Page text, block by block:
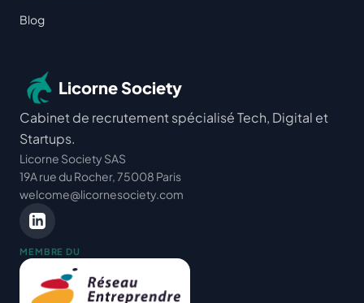
Blog
Licorne Society
Cabinet de recrutement spécialisé Tech, Digital et
Startups.
Licorne Society SAS
19A rue du Rocher, 75008 Paris
welcome@licornesociety.com
MEMBRE DU